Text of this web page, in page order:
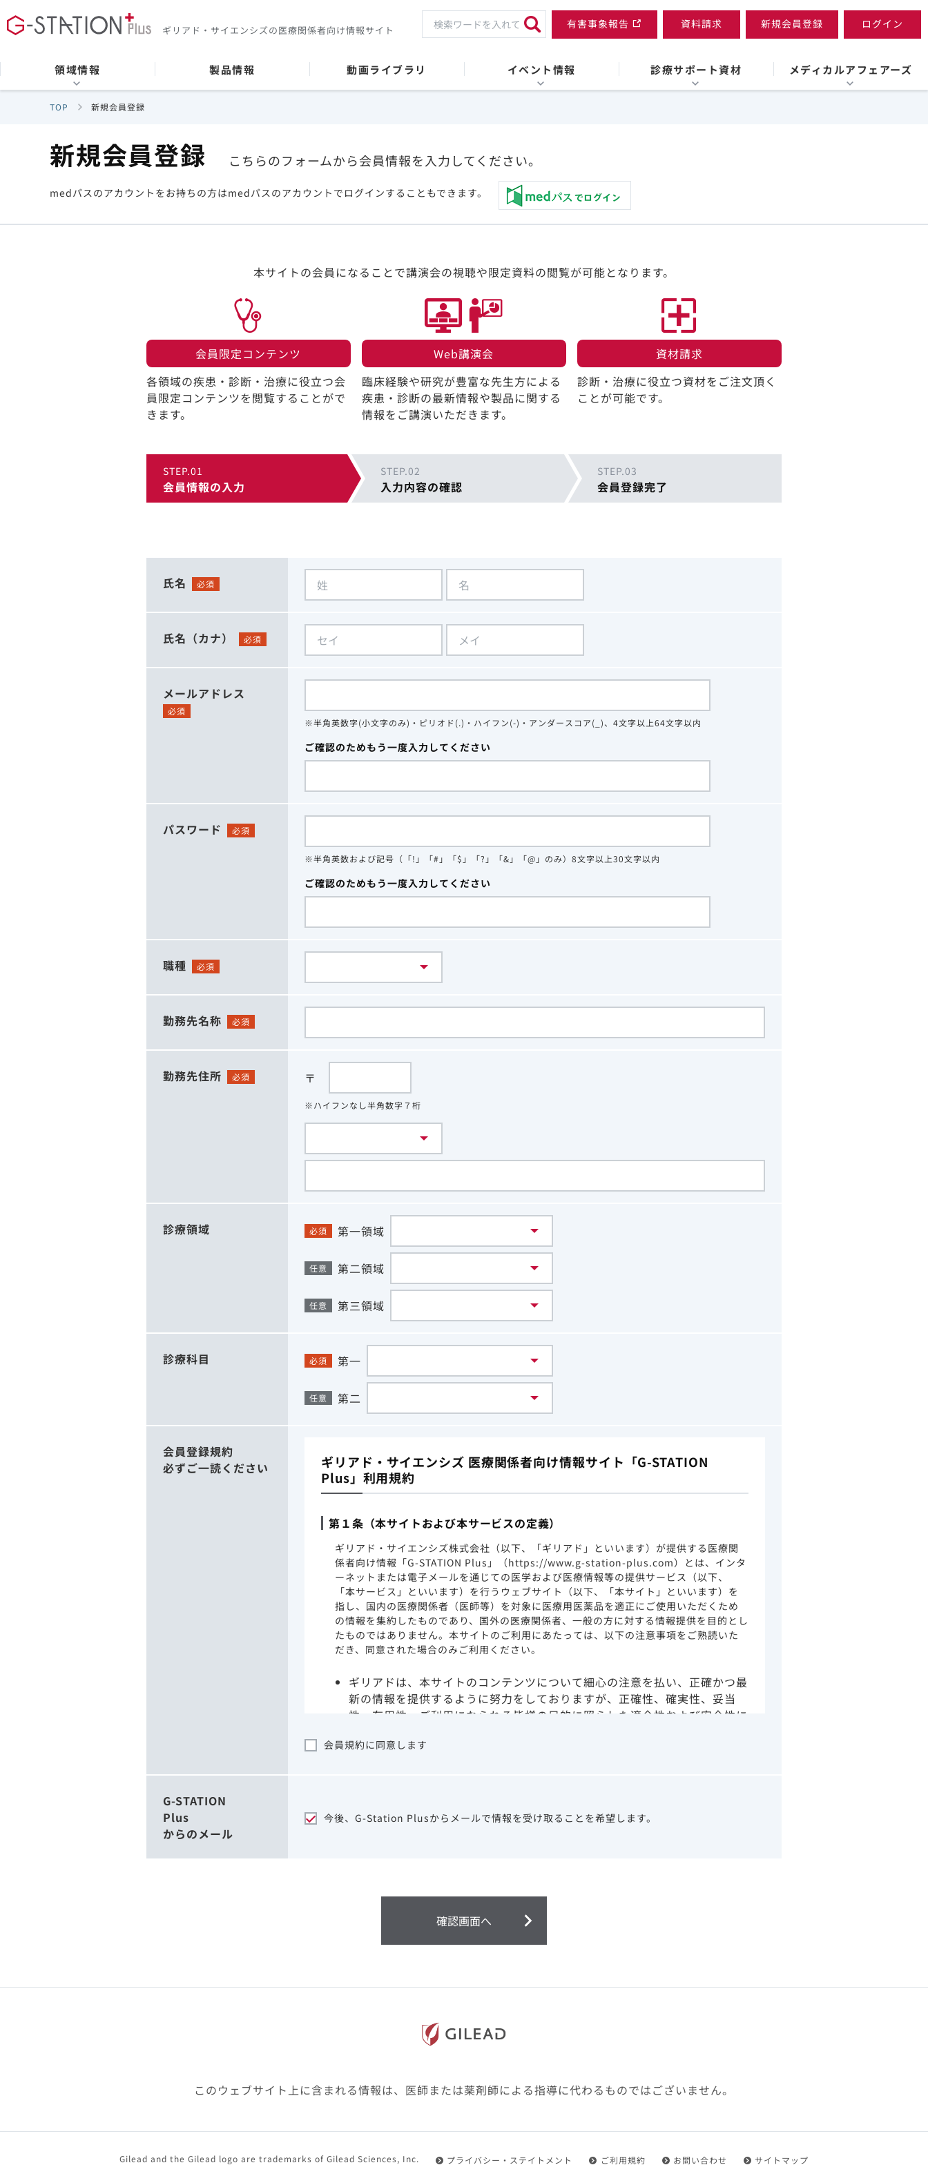
ギリアド・サイエンシズの医療関係者向け情報サイト 有害事象報告 資料請求 新規会員登録 ログイン
領域情報 製品情報 動画ライブラリ イベント情報 診療サポート資材 メディカルアフェアーズ
TOP 新規会員登録
新規会員登録 こちらのフォームから会員情報を入力してください。
medパスのアカウントをお持ちの方はmedパスのアカウントでログインすることもできます。
本サイトの会員になることで講演会の視聴や限定資料の閲覧が可能となります。
会員限定コンテンツ​
各領域の疾患・診断・治療に役立つ会
員限定コンテンツを閲覧することがで
きます。​
Web講演会​
臨床経験や研究が豊富な先生方による
疾患・診断の最新情報や製品に関する
情報をご講演いただきます。
資材請求​
診断・治療に役立つ資材をご注文頂く
ことが可能です。
STEP.01
会員情報の入力
STEP.02
入力内容の確認
STEP.03
会員登録完了
氏名 必須
氏名（カナ） 必須
メールアドレス
必須
※半角英数字(小文字のみ)・ピリオド(.)・ハイフン(-)・アンダースコア(_)、4文字以上64文字以内
ご確認のためもう一度入力してください
パスワード 必須
※半角英数および記号（「!」「#」「$」「?」「&」「@」のみ）8文字以上30文字以内
ご確認のためもう一度入力してください
職種 必須
勤務先名称 必須
勤務先住所 必須 〒
※ハイフンなし半角数字７桁
診療領域 必須 第一領域
任意 第二領域
任意 第三領域
診療科目 必須 第一
任意 第二
会員登録規約
必ずご一読ください
ギリアド・サイエンシズ 医療関係者向け情報サイト「G-STATION
Plus」利用規約
第１条（本サイトおよび本サービスの定義）
ギリアド・サイエンシズ株式会社（以下、「ギリアド」といいます）が提供する医療関
係者向け情報「G-STATION Plus」（https://www.g-station-plus.com）とは、インタ
ーネットまたは電子メールを通じての医学および医療情報等の提供サービス（以下、
「本サービス」といいます）を行うウェブサイト（以下、「本サイト」といいます）を
指し、国内の医療関係者（医師等）を対象に医療用医薬品を適正にご使用いただくため
の情報を集約したものであり、国外の医療関係者、一般の方に対する情報提供を目的とし
たものではありません。本サイトのご利用にあたっては、以下の注意事項をご熟読いた
だき、同意された場合のみご利用ください。
ギリアドは、本サイトのコンテンツについて細心の注意を払い、正確かつ最
新の情報を提供するように努力をしておりますが、正確性、確実性、妥当
性、有用性、ご利用になられる皆様の目的に照らした適合性および安全性に
サイトを利用することまたは利用できなかったことより生じる損害について
本サイト内の情報は、医師その他医療関係者が行なうべきアドバイスやサー
第２条（会員）
1.会員とは、医療関係者の方で、本サービスの利用規約（以下、「本規約」といいます）
4.会員は、設置した機器がギリアドの示す利用環境に適合していない場合や自らの機器の
設定により本サービスの利用ができない場合があることを予め了承するものとします。ま
5.会員は、登録した会員情報に変更が生じた場合には、その都度速やかに本サイト内に設
会員規約に同意します
G-STATION
Plus
からのメール
今後、G-Station Plusからメールで情報を受け取ることを希望します。
確認画面へ
このウェブサイト上に含まれる情報は、医師または薬剤師による指導に代わるものではございません。
Gilead and the Gilead logo are trademarks of Gilead Sciences, Inc. プライバシー・ステイトメント ご利用規約 お問い合わせ サイトマップ